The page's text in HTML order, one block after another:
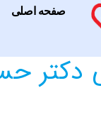
صفحه اصلی
دکتر